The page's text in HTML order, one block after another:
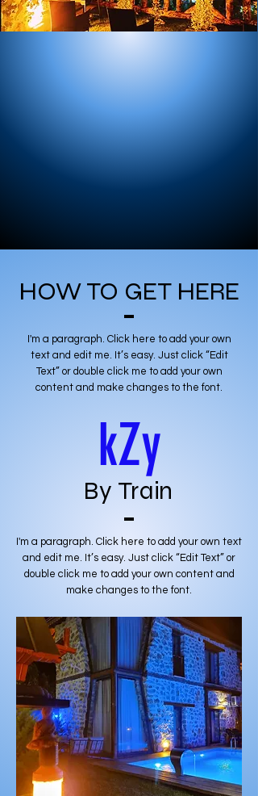
HOW TO GET HERE
I'm a paragraph. Click here to add your own
text and edit me. It’s easy. Just click “Edit
Text” or double click me to add your own
content and make changes to the font.
kZy
By Train
I'm a paragraph. Click here to add your own text
and edit me. It’s easy. Just click “Edit Text” or
double click me to add your own content and
make changes to the font.